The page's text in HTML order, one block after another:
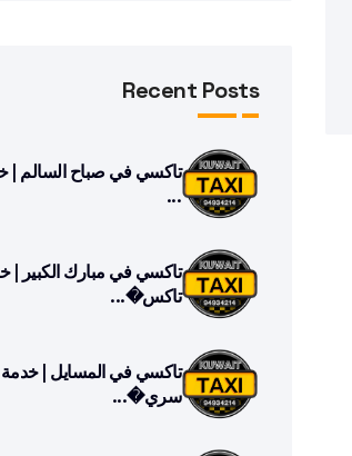
Recent Posts
تاكسي في صباح السالم |
...
تاكسي في مبارك الكبير |
تاكس�...
تاكسي في المسايل |
سري�...